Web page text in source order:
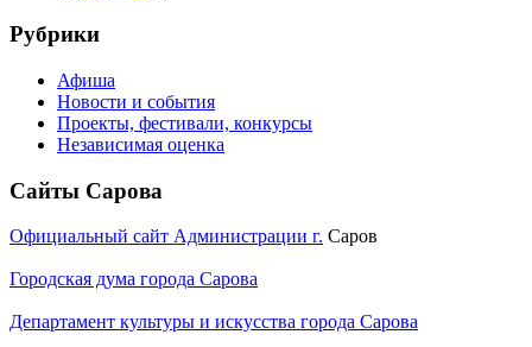
Рубрики
Афиша
Новости и события
Проекты, фестивали, конкурсы
Независимая оценка
Сайты Сарова
Официальный сайт Администрации г. Саров
Городская дума города Сарова
Департамент культуры и искусства города Сарова